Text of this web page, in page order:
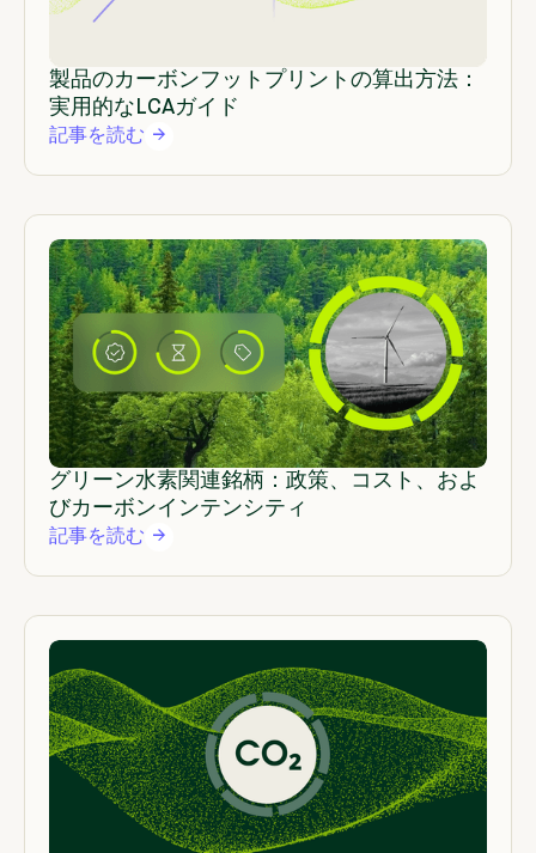
製品のカーボンフットプリントの算出方法：
実用的なLCAガイド
記事を読む
グリーン水素関連銘柄：政策、コスト、およ
びカーボンインテンシティ
記事を読む